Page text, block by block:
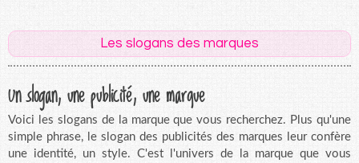
Les slogans des marques
Un slogan, une publicité, une marque
Voici les slogans de la marque que vous recherchez. Plus qu'une
simple phrase, le slogan des publicités des marques leur confère
une identité, un style. C'est l'univers de la marque que vous